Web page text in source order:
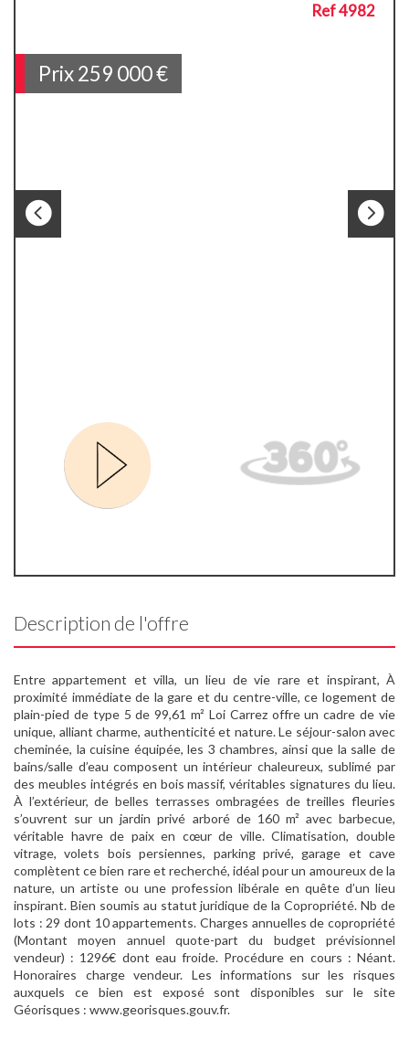
Ref 4982
Prix259 000€
Description de l'offre
Entre appartement et villa, un lieu de vie rare et inspirant, À
proximité immédiate de la gare et du centre-ville, ce logement de
plain-pied de type 5 de 99,61 m² Loi Carrez offre un cadre de vie
unique, alliant charme, authenticité et nature. Le séjour-salon avec
cheminée, la cuisine équipée, les 3 chambres, ainsi que la salle de
bains/salle d’eau composent un intérieur chaleureux, sublimé par
des meubles intégrés en bois massif, véritables signatures du lieu.
À l’extérieur, de belles terrasses ombragées de treilles fleuries
s’ouvrent sur un jardin privé arboré de 160 m² avec barbecue,
véritable havre de paix en cœur de ville. Climatisation, double
vitrage, volets bois persiennes, parking privé, garage et cave
complètent ce bien rare et recherché, idéal pour un amoureux de la
nature, un artiste ou une profession libérale en quête d’un lieu
inspirant. Bien soumis au statut juridique de la Copropriété. Nb de
lots : 29 dont 10 appartements. Charges annuelles de copropriété
(Montant moyen annuel quote-part du budget prévisionnel
vendeur) : 1296€ dont eau froide. Procédure en cours : Néant.
Honoraires charge vendeur. Les informations sur les risques
auxquels ce bien est exposé sont disponibles sur le site
Géorisques : www.georisques.gouv.fr.